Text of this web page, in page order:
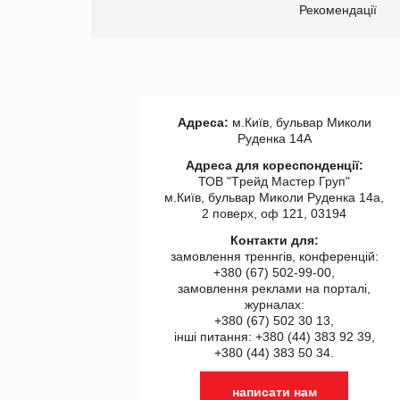
Рекомендації
Адреса: м.Київ, бульвар Миколи
Руденка 14А
Адреса для кореспонденції:
ТОВ "Tрейд Мастер Груп"
м.Київ, бульвар Миколи Руденка 14а,
2 поверх, оф 121, 03194
Контакти для:
замовлення треннгів, конференцій:
+380 (67) 502-99-00,
замовлення реклами на порталі,
журналах:
+380 (67) 502 30 13,
інші питання: +380 (44) 383 92 39,
+380 (44) 383 50 34.
написати нам